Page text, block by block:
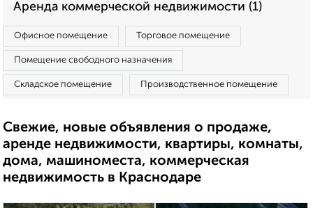
Аренда коммерческой недвижимости (1)
Офисное помещение Торговое помещение
Помещение свободного назначения
Складское помещение Производственное помещение
Свежие, новые объявления о продаже,
аренде недвижимости, квартиры, комнаты,
дома, машиноместа, коммерческая
недвижимость в Краснодаре